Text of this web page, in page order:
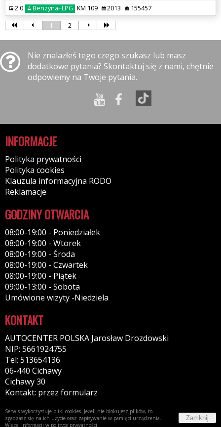
2.0 Benzyna+LPG KM 109 2013 155457
1 2
Nie znalazłeś tego czego szukasz lub masz
dodatkowe pytania? Skontaktuj się z nami, chętnie
odpowiemy na Twoje pytania.
INFORMACJE
Polityka prywatności
Polityka cookies
Klauzula informacyjna RODO
Reklamacje
GODZINY OTWARCIA
08:00-19:00 - Poniedziałek
08:00-19:00 - Wtorek
08:00-19:00 - Środa
08:00-19:00 - Czwartek
08:00-19:00 - Piątek
09:00-13:00 - Sobota
Umówione wizyty -Niedziela
KONTAKT
AUTOCENTER POLSKA Jarosław Drozdowski
NIP: 5661924755
Tel: 513654136
06-440 Cichawy
Cichawy 30
Kontakt: przez formularz
Serwis wykorzystuje pliki cookies. Jeżeli nie blokujesz plików, to
zgadzasz się na ich użycie oraz zapisywanie w pamięci urządzenia.
Więcej informacji w polityce prywatności
Zamknij